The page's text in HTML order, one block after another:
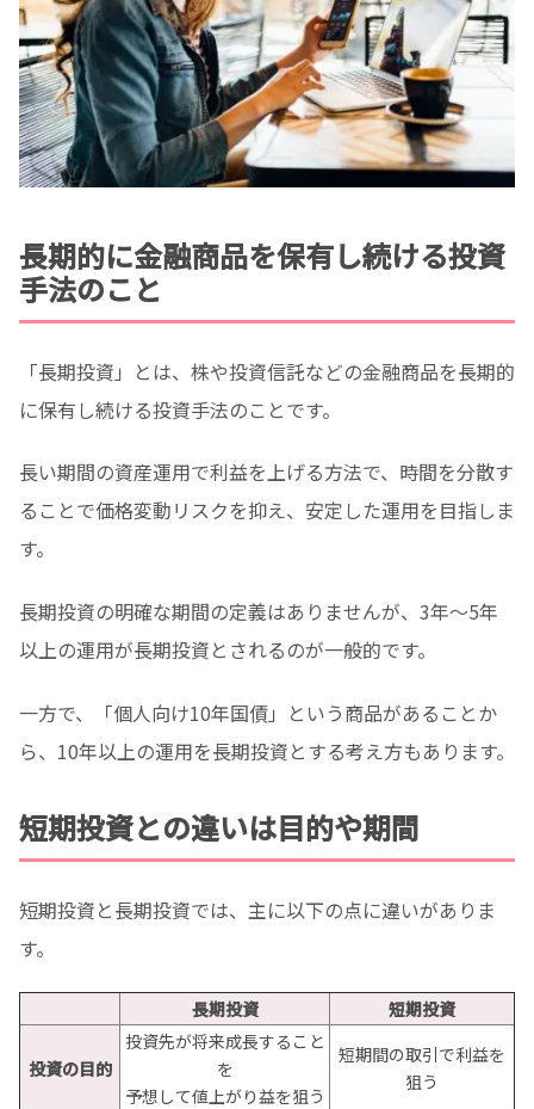
長期的に金融商品を保有し続ける投資
手法のこと
「長期投資」とは、株や投資信託などの金融商品を長期的
に保有し続ける投資手法のことです。
長い期間の資産運用で利益を上げる方法で、時間を分散す
ることで価格変動リスクを抑え、安定した運用を目指しま
す。
長期投資の明確な期間の定義はありませんが、3年〜5年
以上の運用が長期投資とされるのが一般的です。
一方で、「個人向け10年国債」という商品があることか
ら、10年以上の運用を長期投資とする考え方もあります。
短期投資との違いは目的や期間
短期投資と長期投資では、主に以下の点に違いがありま
す。
長期投資 短期投資
投資の目的
投資先が将来成長すること
を
予想して値上がり益を狙う
短期間の取引で利益を
狙う